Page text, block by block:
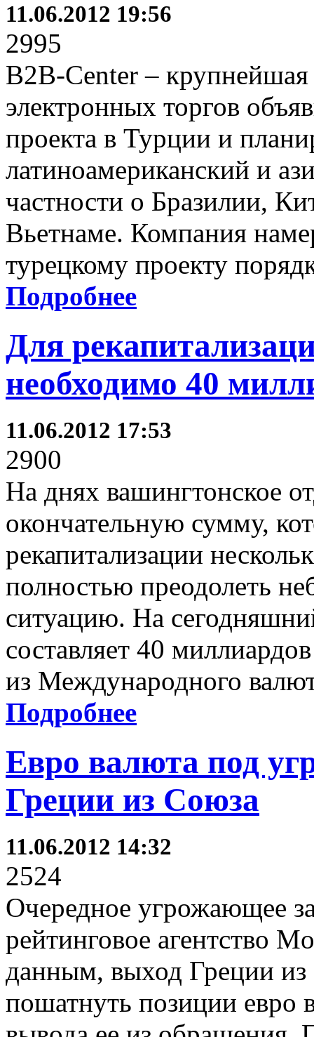
11.06.2012 19:56
2995
B2B-Center –
электронных торгов
проекта в Турции и
латиноамериканский и
частности о Бразилии,
Вьетнаме. Компания
турецкому проекту
Подробнее
Для
необходимо 40
11.06.2012 17:53
2900
На днях вашингтонское
окончательную сумму,
рекапитализации
полностью преодолеть
ситуацию. На
составляет 40
из Международного
Подробнее
Евро валюта под
Греции из Союза
11.06.2012 14:32
2524
Очередное угрожающее
рейтинговое агентство
данным, выход Греции
пошатнуть позиции евро